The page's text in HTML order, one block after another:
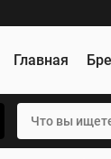
Главная